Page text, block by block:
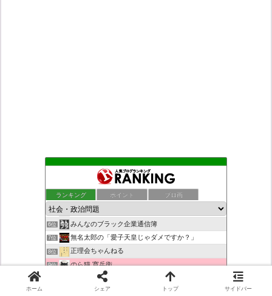
ランキング ポイント ブロ画
もえるあじあ
死神タカ位置サナエのオイルショックドクトリン憲法改悪計画！
恥を知れ、恥を
5位 ダリチョコ dalichoko
6位 みんなのブラック企業通信簿
7位 無名太郎の「愛子天皇じゃダメですか？」
8位 正理会ちゃんねる
9位 のら猫 寛兵衛
救国と自警の防犯草莽号_草莽愛知実行委員会、
JRと私鉄は駅名の外国語併記の際、日本語の発音/…
ホーム シェア トップ サイドバー